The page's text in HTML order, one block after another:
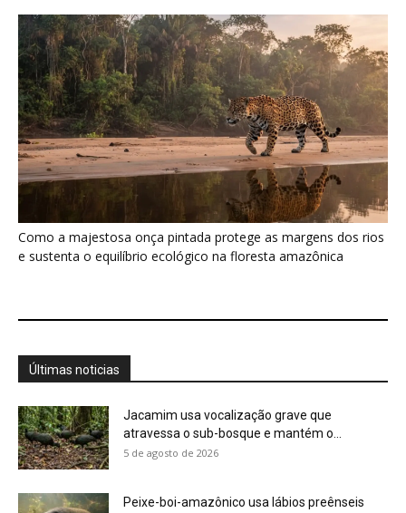
Últimas noticias
Jacamim usa vocalização grave que
atravessa o sub-bosque e mantém o...
5 de agosto de 2026
Peixe-boi-amazônico usa lábios preênseis
para arrancar plantas e troca dentes durante...
5 de agosto de 2026
Você pode olhar para uma floresta e não
4 de agosto de 2026
4 de agosto de 2026